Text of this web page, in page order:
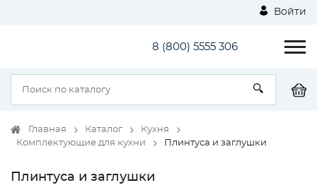
Войти
8 (800) 5555 306
Главная Каталог
Кухня
Комплектующие для кухни
Плинтуса и заглушки
Плинтуса и заглушки